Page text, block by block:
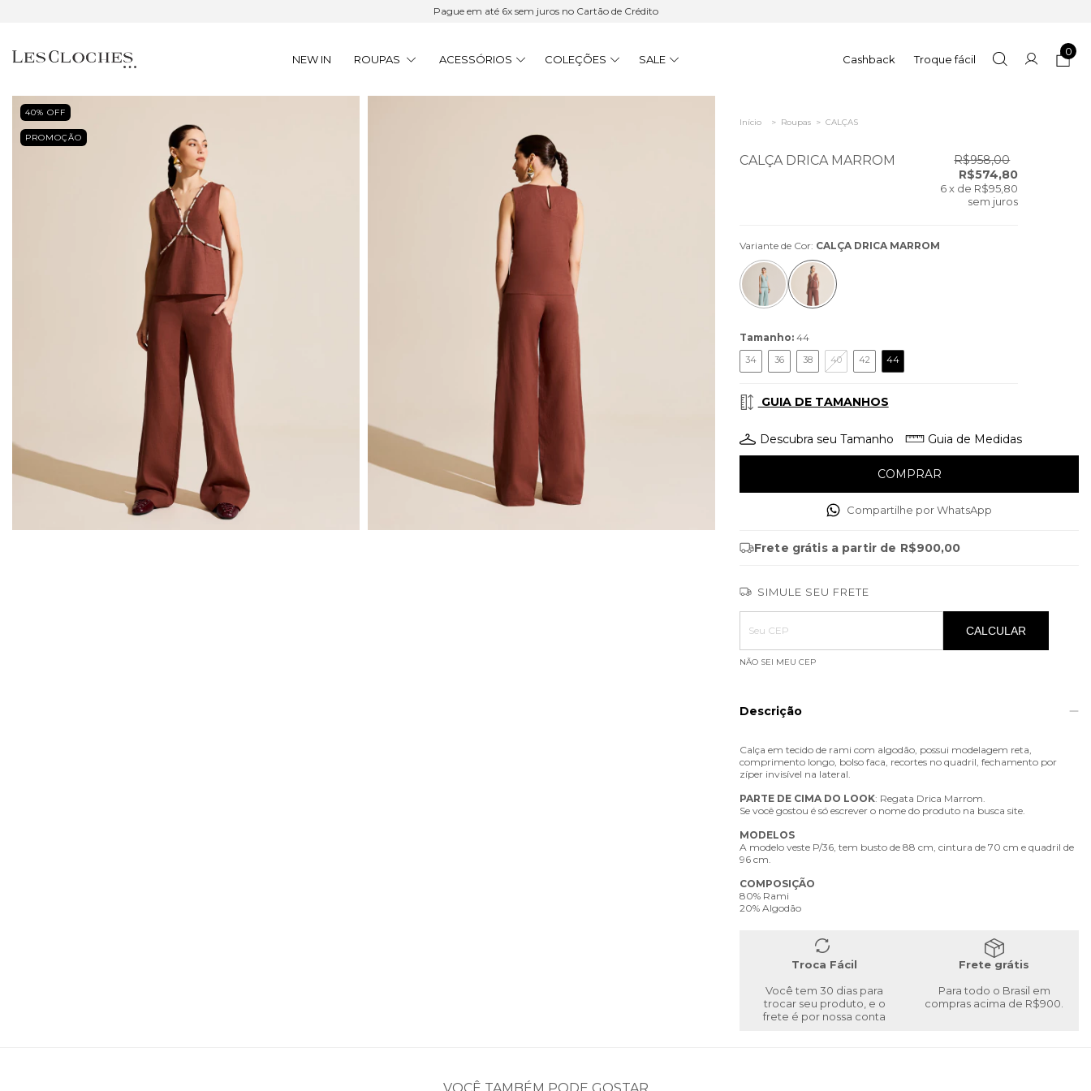
Pague em até 6x sem juros no Cartão de Crédito
NEW IN ROUPAS ACESSÓRIOS COLEÇÕES SALE Cashback Troque fácil
0
40% OFF
PROMOÇÃO
Início > Roupas > CALÇAS
CALÇA DRICA MARROM
R$958,00
R$574,80
6 x de R$95,80
sem juros
Variante de Cor: CALÇA DRICA MARROM
Tamanho: 44
34 36 38 40 42 44
GUIA DE TAMANHOS
Descubra seu Tamanho Guia de Medidas
Compartilhe por WhatsApp
Frete grátis a partir de R$900,00
SIMULE SEU FRETE
Entregas para o CEP:
ALTERAR CEP
CALCULAR
NÃO SEI MEU CEP
Descrição
Calça em tecido de rami com algodão, possui modelagem reta,
comprimento longo, bolso faca, recortes no quadril, fechamento por
zíper invisível na lateral.
PARTE DE CIMA DO LOOK: Regata Drica Marrom.
Se você gostou é só escrever o nome do produto na busca site.
MODELOS
A modelo veste P/36, tem busto de 88 cm, cintura de 70 cm e quadril de
96 cm.
COMPOSIÇÃO
80% Rami
20% Algodão
Troca Fácil
Você tem 30 dias para
trocar seu produto, e o
frete é por nossa conta
Frete grátis
Para todo o Brasil em
compras acima de R$900.
VOCÊ TAMBÉM PODE GOSTAR